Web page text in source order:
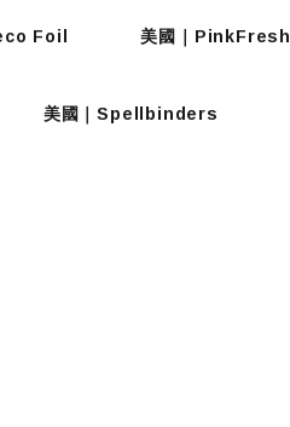
Foil 美國｜PinkFresh
美國｜Spellbinders